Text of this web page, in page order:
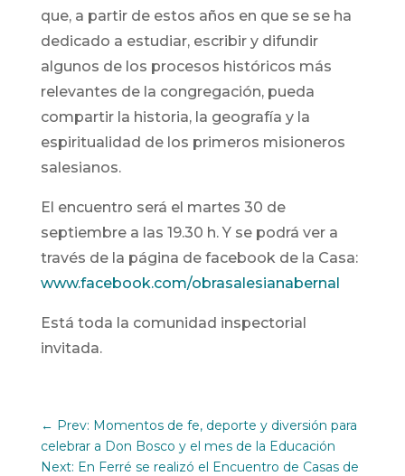
que, a partir de estos años en que se se ha
dedicado a estudiar, escribir y difundir
algunos de los procesos históricos más
relevantes de la congregación, pueda
compartir la historia, la geografía y la
espiritualidad de los primeros misioneros
salesianos.
El encuentro será el martes 30 de
septiembre a las 19.30 h. Y se podrá ver a
través de la página de facebook de la Casa:
www.facebook.com/obrasalesianabernal
Está toda la comunidad inspectorial
invitada.
← Prev: Momentos de fe, deporte y diversión para
celebrar a Don Bosco y el mes de la Educación
Next: En Ferré se realizó el Encuentro de Casas de